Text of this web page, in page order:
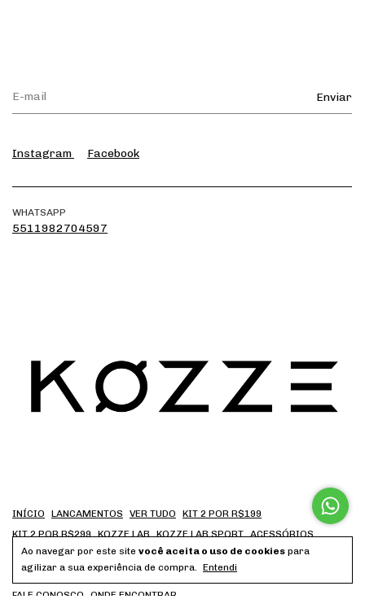
Ao navegar por este site você aceita o uso de cookies para
agilizar a sua experiência de compra. Entendi
Instagram Facebook
WHATSAPP
5511982704597
INÍCIO LANCAMENTOS VER TUDO
KIT 2 POR R$199
KIT 2 POR R$299 KOZZE LAB KOZZE LAB SPORT ACESSÓRIOS
COMPRE POR COLEÇÃO PRÓXIMOS LANÇAMENTOS
SALDO
DÚVIDAS FREQUENTES
TROCAS E DEVOLUÇÕES
FALE CONOSCO
ONDE ENCONTRAR